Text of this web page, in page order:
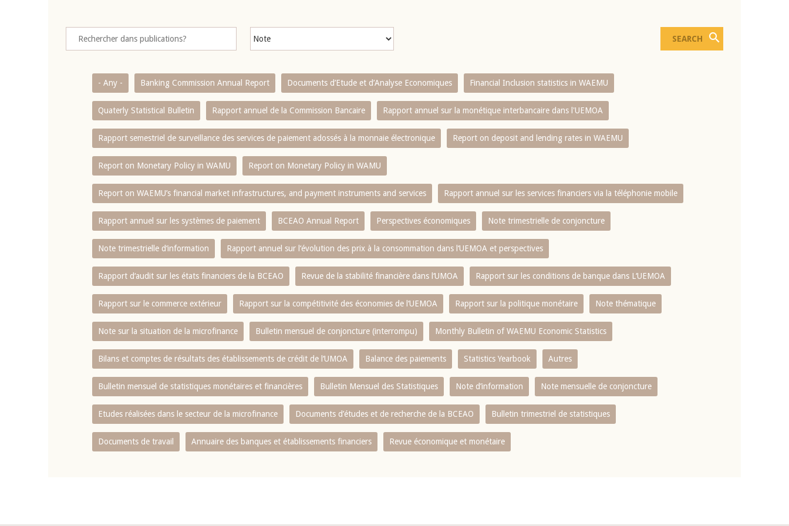
- Any - Banking Commission Annual Report Documents d’Etude et d’Analyse Economiques Financial Inclusion statistics in WAEMU
Quaterly Statistical Bulletin Rapport annuel de la Commission Bancaire Rapport annuel sur la monétique interbancaire dans l'UEMOA
Rapport semestriel de surveillance des services de paiement adossés à la monnaie électronique Report on deposit and lending rates in WAEMU
Report on Monetary Policy in WAMU Report on Monetary Policy in WAMU
Report on WAEMU’s financial market infrastructures, and payment instruments and services Rapport annuel sur les services financiers via la téléphonie mobile
Rapport annuel sur les systèmes de paiement BCEAO Annual Report Perspectives économiques Note trimestrielle de conjoncture
Note trimestrielle d‘information Rapport annuel sur l‘évolution des prix à la consommation dans l‘UEMOA et perspectives
Rapport d‘audit sur les états financiers de la BCEAO Revue de la stabilité financière dans l‘UMOA Rapport sur les conditions de banque dans L‘UEMOA
Rapport sur le commerce extérieur Rapport sur la compétitivité des économies de l‘UEMOA Rapport sur la politique monétaire Note thématique
Note sur la situation de la microfinance Bulletin mensuel de conjoncture (interrompu) Monthly Bulletin of WAEMU Economic Statistics
Bilans et comptes de résultats des établissements de crédit de l‘UMOA Balance des paiements Statistics Yearbook Autres
Bulletin mensuel de statistiques monétaires et financières Bulletin Mensuel des Statistiques Note d’information Note mensuelle de conjoncture
Etudes réalisées dans le secteur de la microfinance Documents d’études et de recherche de la BCEAO Bulletin trimestriel de statistiques
Documents de travail Annuaire des banques et établissements financiers Revue économique et monétaire